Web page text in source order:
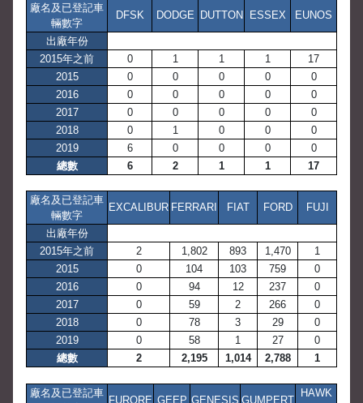
廠名及已登記車
輛數字
DFSK DODGE DUTTON ESSEX EUNOS
出廠年份
2015年之前
0 1 1 1
17
2015
0 0 0 0
0
2016
0 0 0 0
0
2017
0 0 0 0
0
2018
0 1 0 0
0
2019
6 0 0 0
0
總數
6 2 1 1 17
廠名及已登記車
輛數字
EXCALIBUR FERRARI FIAT FORD FUJI
出廠年份
2015年之前
2 1,802 893 1,470
1
2015
0 104 103 759
0
2016
0 94 12 237
0
2017
0 59 2 266
0
2018
0 78 3 29
0
2019
0 58 1 27
0
總數
2 2,195 1,014 2,788 1
廠名及已登記車
FURORE GEEP GENESIS GUMPERT
HAWK